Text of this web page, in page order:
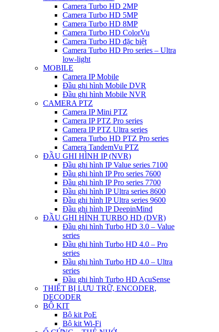
Camera Turbo HD 2MP
Camera Turbo HD 5MP
Camera Turbo HD 8MP
Camera Turbo HD ColorVu
Camera Turbo HD đặc biệt
Camera Turbo HD Pro series – Ultra
low-light
MOBILE
Camera IP Mobile
Đầu ghi hình Mobile DVR
Đầu ghi hình Mobile NVR
CAMERA PTZ
Camera IP Mini PTZ
Camera IP PTZ Pro series
Camera IP PTZ Ultra series
Camera Turbo HD PTZ Pro series
Camera TandemVu PTZ
ĐẦU GHI HÌNH IP (NVR)
Đầu ghi hình IP Value series 7100
Đầu ghi hình IP Pro series 7600
Đầu ghi hình IP Pro series 7700
Đầu ghi hình IP Ultra series 8600
Đầu ghi hình IP Ultra series 9600
Đầu ghi hình IP DeepinMind
ĐẦU GHI HÌNH TURBO HD (DVR)
Đầu ghi hình Turbo HD 3.0 – Value
series
Đầu ghi hình Turbo HD 4.0 – Pro
series
Đầu ghi hình Turbo HD 4.0 – Ultra
series
Đầu ghi hình Turbo HD AcuSense
THIẾT BỊ LƯU TRỮ, ENCODER,
DECODER
BỘ KIT
Bộ kit PoE
Bộ kit Wi-Fi